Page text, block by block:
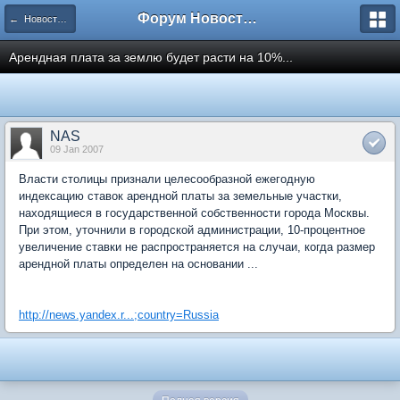
← Новости рынка недвижимости Форум Новостройки
Арендная плата за землю будет расти на 10%...
NAS
09 Jan 2007
Власти столицы признали целесообразной ежегодную
индексацию ставок арендной платы за земельные участки,
находящиеся в государственной собственности города Москвы.
При этом, уточнили в городской администрации, 10-процентное
увеличение ставки не распространяется на случаи, когда размер
арендной платы определен на основании ...
http://news.yandex.r...;country=Russia